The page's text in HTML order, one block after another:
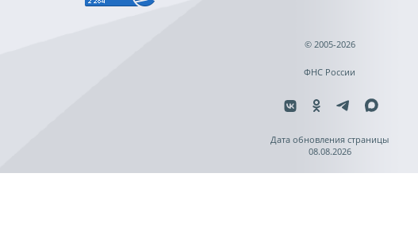
© 2005-2026
ФНС России
Дата обновления страницы
08.08.2026